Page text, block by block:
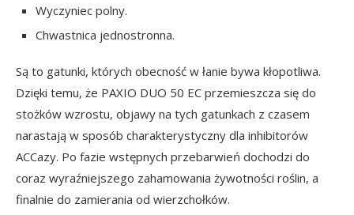
Wyczyniec polny.
Chwastnica jednostronna.
Są to gatunki, których obecność w łanie bywa kłopotliwa.
Dzięki temu, że PAXIO DUO 50 EC przemieszcza się do
stożków wzrostu, objawy na tych gatunkach z czasem
narastają w sposób charakterystyczny dla inhibitorów
ACCazy. Po fazie wstępnych przebarwień dochodzi do
coraz wyraźniejszego zahamowania żywotności roślin, a
finalnie do zamierania od wierzchołków.